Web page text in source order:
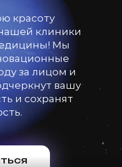
красоту
клиники
Мы
за лицом и
вашу
и сохранят